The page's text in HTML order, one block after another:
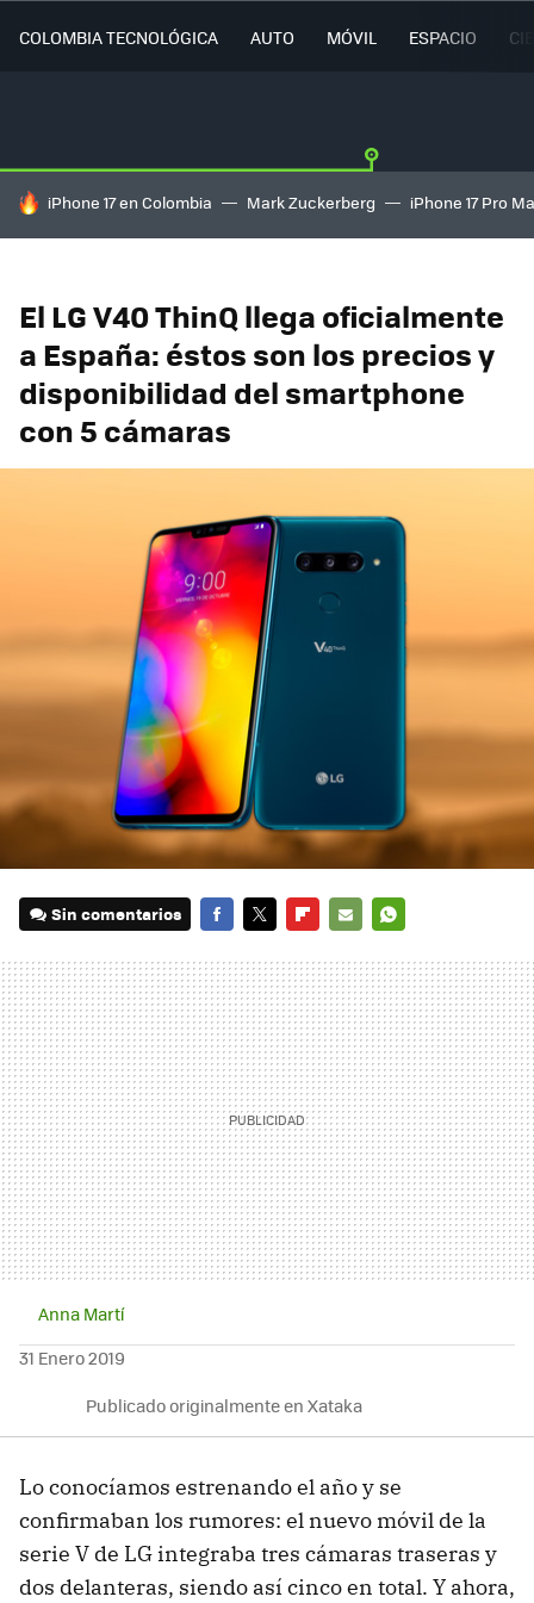
COLOMBIA TECNOLÓGICA AUTO MÓVIL ESPACIO
HOY SE HABLA DE
iPhone 17 en Colombia Mark Zuckerberg iPhone 17 Pro
El LG V40 ThinQ llega oficialmente
a España: éstos son los precios y
disponibilidad del smartphone
con 5 cámaras
Sin comentarios
MAIL
Anna Martí
31 Enero 2019
Publicado originalmente en Xataka
Lo conocíamos estrenando el año y se
confirmaban los rumores: el nuevo móvil de la
serie V de LG integraba tres cámaras traseras y
dos delanteras, siendo así cinco en total. Y ahora,